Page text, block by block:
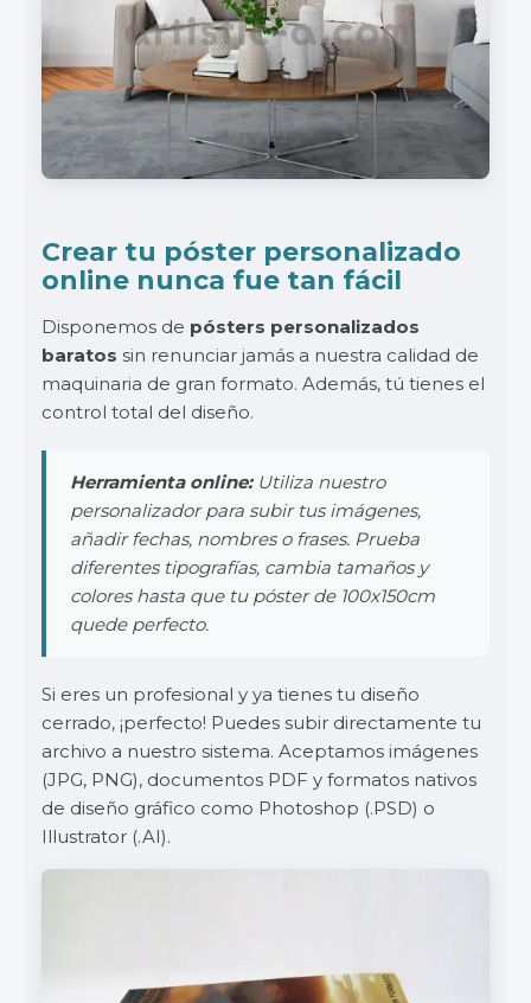
Crear tu póster personalizado
online nunca fue tan fácil
Disponemos de pósters personalizados
baratos sin renunciar jamás a nuestra calidad de
maquinaria de gran formato. Además, tú tienes el
control total del diseño.
Herramienta online:Utiliza nuestro
personalizador para subir tus imágenes,
añadir fechas, nombres o frases. Prueba
diferentes tipografías, cambia tamaños y
colores hasta que tu póster de 100x150cm
quede perfecto.
Si eres un profesional y ya tienes tu diseño
cerrado, ¡perfecto! Puedes subir directamente tu
archivo a nuestro sistema. Aceptamos imágenes
(JPG, PNG), documentos PDF y formatos nativos
de diseño gráfico como Photoshop (.PSD) o
Illustrator (.AI).